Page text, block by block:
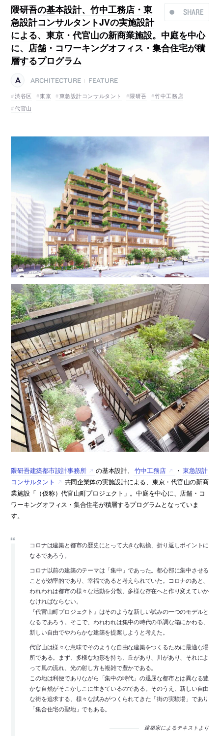
SHARE
隈研吾の基本設計、竹中工務店・東
急設計コンサルタントJVの実施設計
による、東京・代官山の新商業施設。中庭を中心
に、店舗・コワーキングオフィス・集合住宅が積
層するプログラム
ARCHITECTURE
FEATURE
渋谷区
東京 東急設計コンサルタント 隈研吾
竹中工務店
代官山
隈研吾建築都市設計事務所 の基本設計、 竹中工務店 ・ 東急設計
コンサルタント
共同企業体の実施設計による、東京・代官山の新商
業施設「（仮称）代官山町プロジェクト」。中庭を中心に、店舗・コ
ワーキングオフィス・集合住宅が積層するプログラムとなっていま
す。
コロナは建築と都市の歴史にとって大きな転換、折り返しポイントに
なるであろう。
コロナ以前の建築のテーマは「集中」であった。都心部に集中させる
ことが効率的であり、幸福であると考えられていた。コロナのあと、
われわれは都市の様々な活動を分散、多様な存在へと作り変えていか
なければならない。
『代官山町プロジェクト』はそのような新しい試みの一つのモデルと
なるであろう。そこで、われわれは集中の時代の単調な箱にかわる、
新しい自由でやわらかな建築を提案しようと考えた。
代官山は様々な意味でそのような自由な建築をつくるために最適な場
所である。まず、多様な地形を持ち、丘があり、川があり、それによ
って風の流れ、光の射し方も複雑で豊かである。
この地は利便でありながら「集中の時代」の退屈な都市とは異なる豊
かな自然がそこかしこに生きているのである。そのうえ、新しい自由
な街を追求する、様々な試みがつくられてきた「街の実験場」であり
「集合住宅の聖地」でもある。
建築家によるテキストより